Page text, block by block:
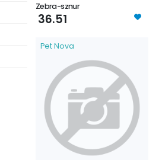
Zebra-sznur
36.51
Pet Nova